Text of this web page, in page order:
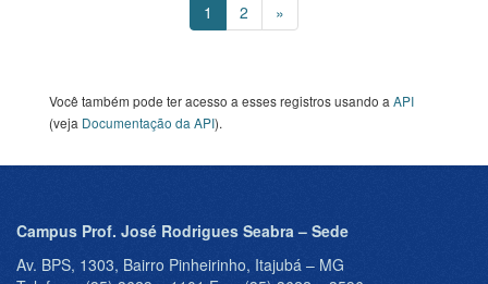
1 2 »
Você também pode ter acesso a esses registros usando a API
(veja Documentação da API).
Campus Prof. José Rodrigues Seabra – Sede
Av. BPS, 1303, Bairro Pinheirinho, Itajubá – MG